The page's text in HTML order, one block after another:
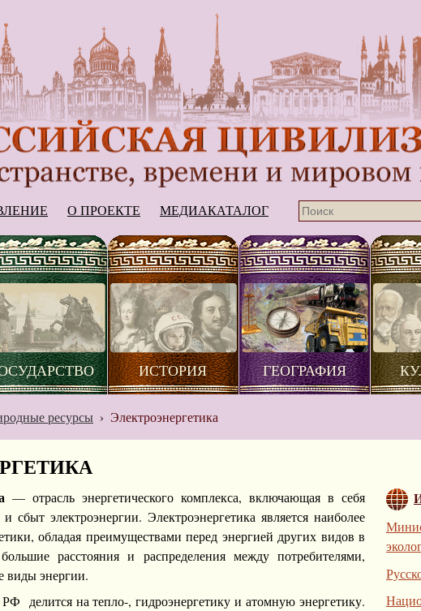
О ПРОЕКТЕ МЕДИАКАТАЛОГ
ИСТОРИЯ ГЕОГРАФИЯ
ресурсы › Электроэнергетика
— отрасль энергетического комплекса, включающая в себя
сбыт электроэнергии. Электроэнергетика является наиболее
обладая преимуществами перед энергией других видов в
расстояния и распределения между потребителями,
виды энергии.
РФ делится на тепло-, гидроэнергетику и атомную энергетику.